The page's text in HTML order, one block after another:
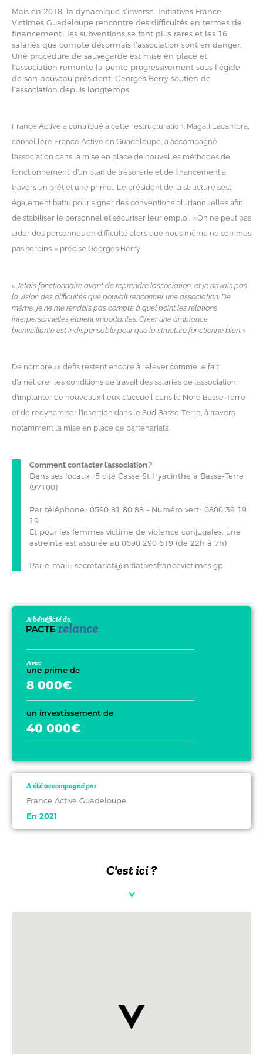
Mais en 2018, la dynamique s’inverse. Initiatives France
Victimes Guadeloupe rencontre des difficultés en termes de
financement : les subventions se font plus rares et les 16
salariés que compte désormais l’association sont en danger.
Une procédure de sauvegarde est mise en place et
l’association remonte la pente progressivement sous l’égide
de son nouveau président, Georges Berry soutien de
l’association depuis longtemps.
France Active a contribué à cette restructuration. Magali Lacambra,
conseillère France Active en Guadeloupe, a accompagné
l’association dans la mise en place de nouvelles méthodes de
fonctionnement, d’un plan de trésorerie et de financement à
travers un prêt et une prime… Le président de la structure s’est
également battu pour signer des conventions pluriannuelles afin
de stabiliser le personnel et sécuriser leur emploi. « On ne peut pas
aider des personnes en difficulté alors que nous même ne sommes
pas sereins. » précise Georges Berry
« J’étais fonctionnaire avant de reprendre l’association, et je n’avais pas
la vision des difficultés que pouvait rencontrer une association. De
même, je ne me rendais pas compte à quel point les relations
interpersonnelles étaient importantes. Créer une ambiance
bienveillante est indispensable pour que la structure fonctionne bien. »
De nombreux défis restent encore à relever comme le fait
d’améliorer les conditions de travail des salariés de l’association,
d’implanter de nouveaux lieux d’accueil dans le Nord Basse-Terre
et de redynamiser l’insertion dans le Sud Basse-Terre, à travers
notamment la mise en place de partenariats.
Comment contacter l’association ?
Dans ses locaux : 5 cité Casse St Hyacinthe à Basse-Terre
(97100)
Par téléphone : 0590 81 80 88 – Numéro vert : 0800 39 19
19
Et pour les femmes victime de violence conjugales, une
astreinte est assurée au 0690 290 619 (de 22h à 7h)
Par e-mail : secretariat@initiativesfrancevictimes.gp
A bénéficié du
Avec
une prime de
8 000€
un investissement de
40 000€
A été accompagné par
France Active Guadeloupe
En 2021
C'est ici ?